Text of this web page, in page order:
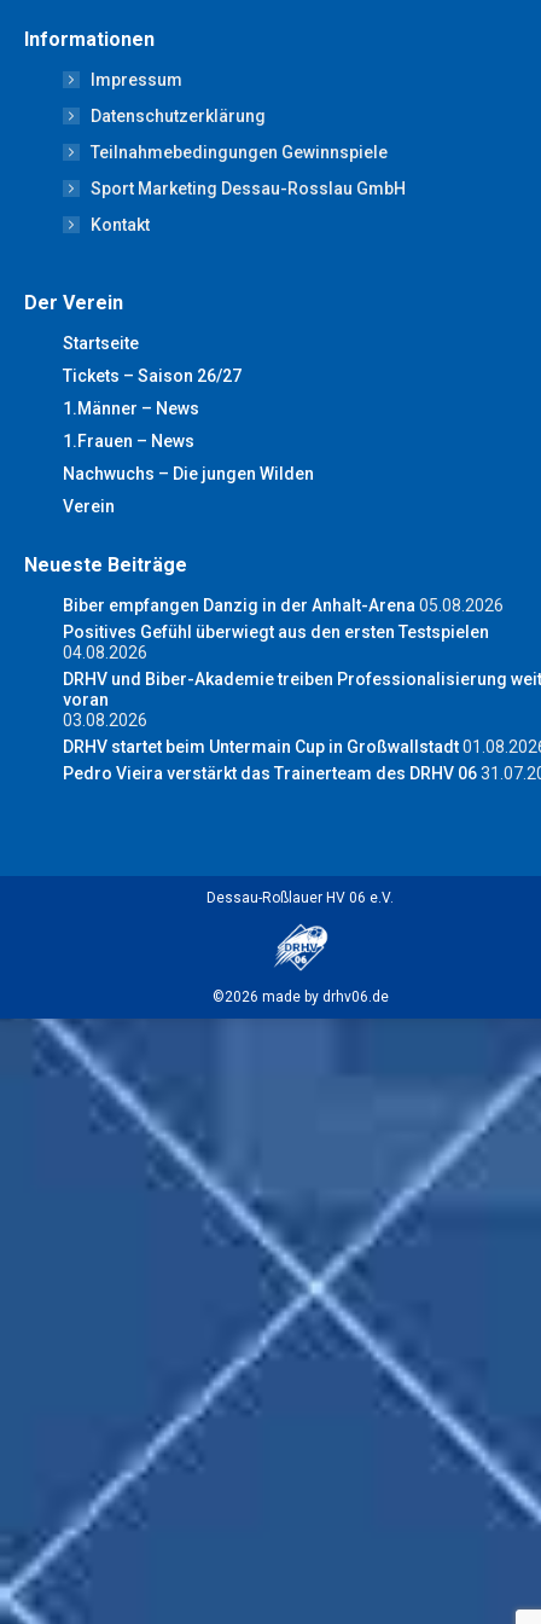
opens
new
window
opens
in
new
window
opens
in
new
window
opens
in
new
window
new
window
Informationen
Impressum
Datenschutzerklärung
Teilnahmebedingungen Gewinnspiele
Sport Marketing Dessau-Rosslau GmbH
Kontakt
Der Verein
Startseite
Tickets – Saison 26/27
1.Männer – News
1.Frauen – News
Nachwuchs – Die jungen Wilden
Verein
Neueste Beiträge
Biber empfangen Danzig in der Anhalt-Arena 05.08.2026
Positives Gefühl überwiegt aus den ersten Testspielen
04.08.2026
DRHV und Biber-Akademie treiben Professionalisierung
voran
03.08.2026
DRHV startet beim Untermain Cup in Großwallstadt
Pedro Vieira verstärkt das Trainerteam des DRHV 06
Dessau-Roßlauer HV 06 e.V.
©2026 made by drhv06.de